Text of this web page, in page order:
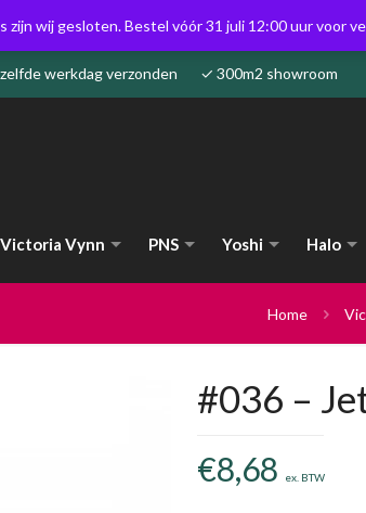
werkdag verzonden ✓ 300m2 showroom
Victoria Vynn PNS Yoshi Halo
Home
#036 –
€8,68 ex. BTW
wij gesloten. Bestel vóór 31 juli 12:00 uur voor